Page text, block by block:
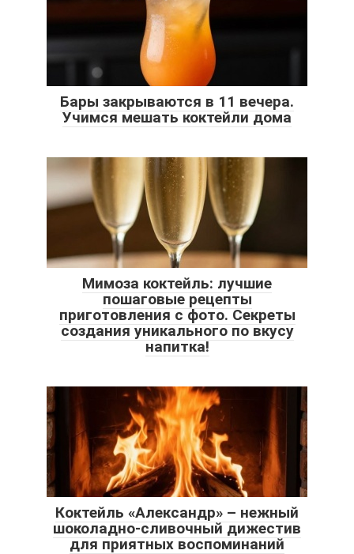
Бары закрываются в 11 вечера.
Учимся мешать коктейли дома
Мимоза коктейль: лучшие
пошаговые рецепты
приготовления с фото. Секреты
создания уникального по вкусу
напитка!
Коктейль «Александр» – нежный
шоколадно-сливочный дижестив
для приятных воспоминаний